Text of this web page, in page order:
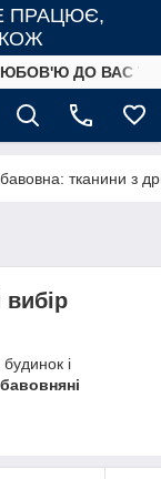
ПРАЦЮЄ,
ДО ВАС
тканини з
вибір
і
бавовняні
принтами -